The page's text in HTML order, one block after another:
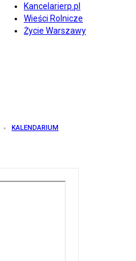
Kancelarierp.pl
Wieści Rolnicze
Życie Warszawy
KALENDARIUM